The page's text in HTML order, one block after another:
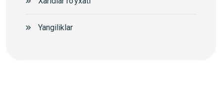
Yangiliklar